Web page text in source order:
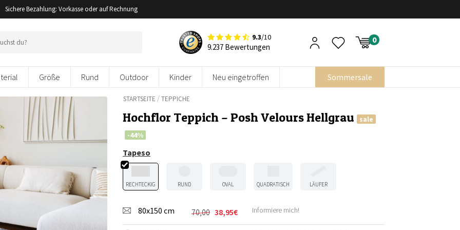
Sichere Bezahlung: Vorkasse oder auf Rechnung
9.3/10
9.237 Bewertungen
Größe Rund Outdoor Kinder Neu eingetroffen Sommersale
STARTSEITE /TEPPICHE
Hochflor Teppich – Posh Velours Hellgrau
sale
-44%
Tapeso
RECHTECKIG RUND OVAL QUADRATISCH LÄUFER
80x150 cm 70,00
Ursprünglicher
Preis
38,95€
Aktueller
Preis
Informiere mich!